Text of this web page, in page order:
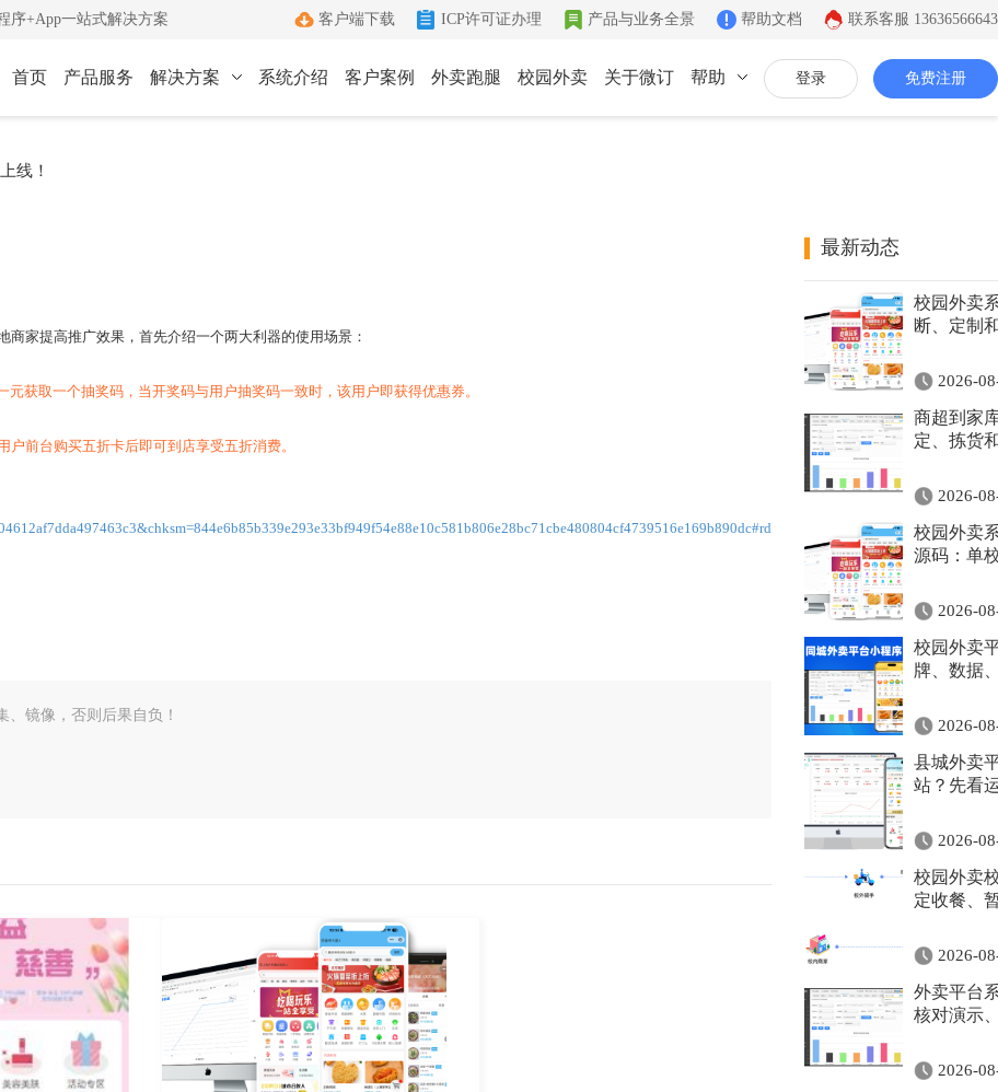
序+App一站式解决方案 联系客服 13636566643
帮助文档
产品与业务全景
ICP许可证办理
客户端下载
登录 免费注册
首页 产品服务 解决方案
小程序
连接你的客户和粉丝
系统介绍 客户案例 外卖跑腿 校园外卖 关于微订 帮助
理客户端
管家 标准化六步流程
成功案例
线！
商家提高推广效果，首先介绍一个两大利器的使用场景：
获取一个抽奖码，当开奖码与用户抽奖码一致时，该用户即获得优惠券。
前台购买五折卡后即可到店享受五折消费。
镜像，否则后果自负！
最新动态
校园外卖
断、定制
2026-
商超到家
定、拣货
2026-
校园外卖
源码：单
2026-
校园外卖
牌、数据
2026-
县城外卖
站？先看
2026-
校园外卖
定收餐、
2026-
外卖平台
核对演示
2026-